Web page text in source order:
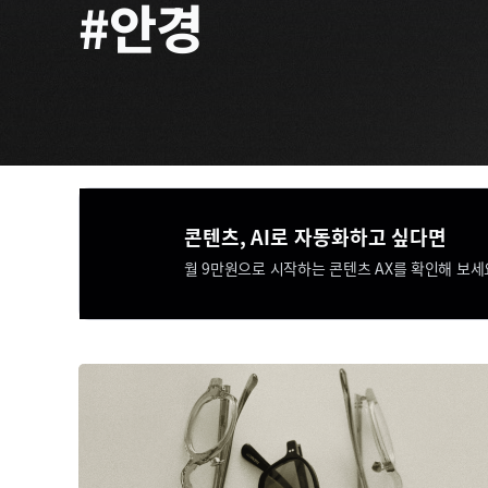
#안경
콘텐츠, AI로 자동화하고 싶다면​​
월 9만원으로 시작하는 콘텐츠 AX를 확인해 보